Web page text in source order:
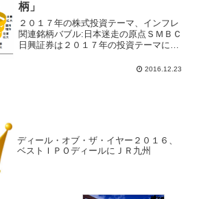
柄」
２０１７年の株式投資テーマ、インフレ
関連銘柄バブル:日本迷走の原点ＳＭＢＣ
日興証券は２０１７年の投資テーマに
す」というレポートの中で、インフレメ
2016.12.23
ディール・オブ・ザ・イヤー２０１６、
ベストＩＰＯディールにＪＲ九州